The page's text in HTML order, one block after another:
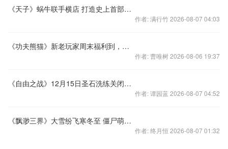
《天子》蜗牛联手横店 打造史上首部玩家主演电影
作者: 满行竹 2026-08-07 04:03
《功夫熊猫》新老玩家周末福利到，功夫不能停
作者: 曹唯树 2026-08-06 19:37
《自由之战》12月15日圣石洗练关闭公告
作者: 谭园蓝 2026-08-07 04:52
《飘渺三界》大雪纷飞寒冬至 僵尸萌宠换不停
作者: 终月恒 2026-08-07 01:32